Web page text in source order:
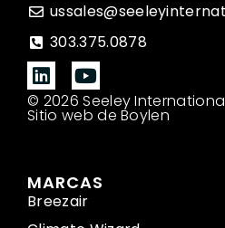
303.375.0878
© 2026 Seeley
Sitio web de Boylen
MARCAS
Breezair